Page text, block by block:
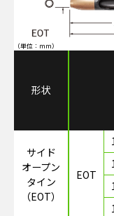
（単位：mm）
形状
サイド
オープン
タイン
（EOT）
EOT